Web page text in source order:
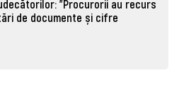
"Procurorii au recurs
de documente și cifre